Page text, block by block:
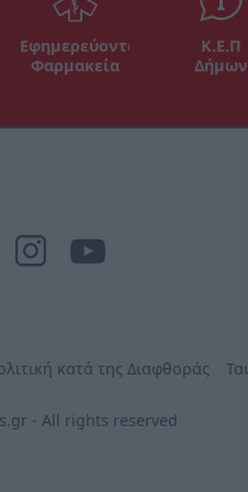
Εφημερεύοντα
Φαρμακεία
Κ.Ε.Π
Δήμων
κατά της Διαφθοράς
- All rights reserved